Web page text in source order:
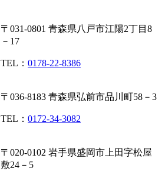
〒031-0801 青森県八戸市江陽2丁目8
－17
TEL： 0178-22-8386
〒036-8183 青森県弘前市品川町58－3
TEL： 0172-34-3082
〒020-0102 岩手県盛岡市上田字松屋
敷24－5